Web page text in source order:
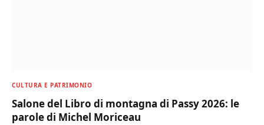
CULTURA E PATRIMONIO
Salone del Libro di montagna di Passy 2026: le
parole di Michel Moriceau